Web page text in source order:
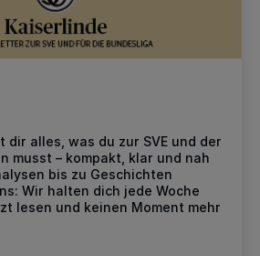
alles, was du zur SVE und der
musst – kompakt, klar und nah
bis zu Geschichten
Wir halten dich jede Woche
lesen und keinen Moment mehr